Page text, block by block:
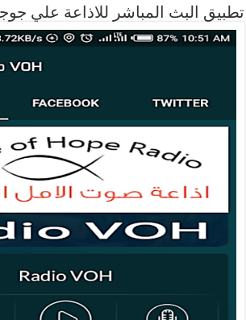
تطبيق البث المباشر للاذاعة علي